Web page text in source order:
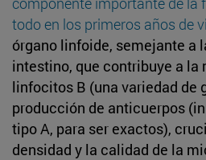
todo en los primeros años de
órgano linfoide, semejante a
intestino, que contribuye a la
linfocitos B (una variedad de
producción de anticuerpos
tipo A, para ser exactos),
densidad y la calidad de la